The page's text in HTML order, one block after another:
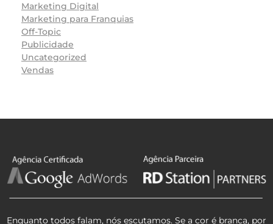
Marketing Digital
Marketing para Franquias
Off-Topic
Publicidade
Uncategorized
Vendas
Enquanto todos falam, nós escutamos. Se a cor é branca, por